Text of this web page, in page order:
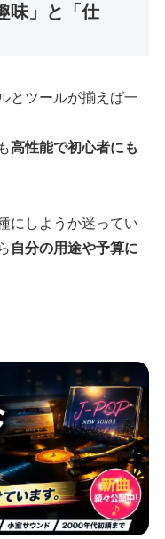
味」と「仕
とツールが揃えば一
高性能で初心者にも
にしようか迷ってい
自分の用途や予算に